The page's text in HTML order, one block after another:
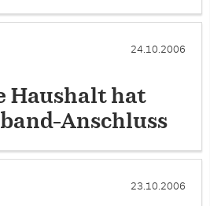
24.10.2006
Haushalt hat
Anschluss
23.10.2006